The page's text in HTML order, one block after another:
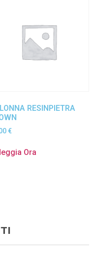
RESINPIETRA
€
Ora